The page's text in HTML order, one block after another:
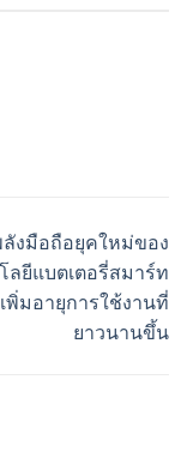
งมือถือยุคใหม่ของ
ลยีแบตเตอรี่สมาร์ท
พิ่มอายุการใช้งานที่
ยาวนานขึ้น